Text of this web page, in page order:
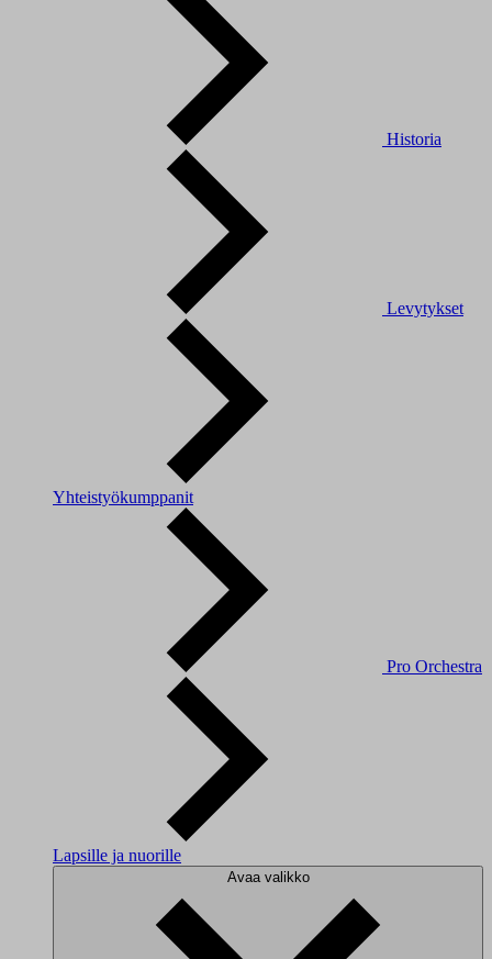
Historia
Levytykset
Yhteistyökumppanit
Pro Orchestra
Lapsille ja nuorille
Avaa valikko